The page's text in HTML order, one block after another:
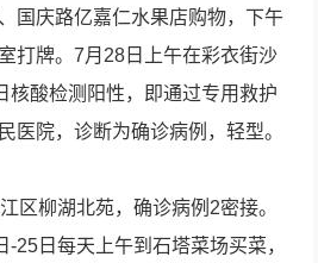
国庆路亿嘉仁水果店购物，下午
打牌。7月28日上午在彩衣街沙
核酸检测阳性，即通过专用救护
医院，诊断为确诊病例，轻型。
区柳湖北苑，确诊病例2密接。
-25日每天上午到石塔菜场买菜，